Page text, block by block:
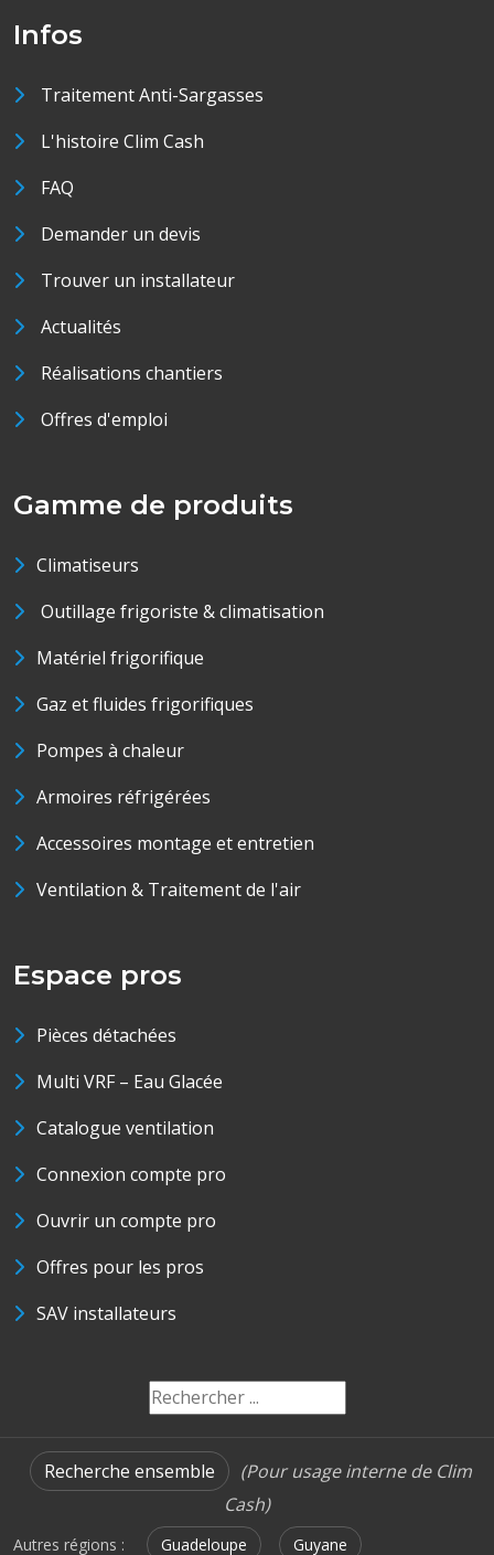
Infos
Traitement Anti-Sargasses
L'histoire Clim Cash
FAQ
Demander un devis
Trouver un installateur
Actualités
Réalisations chantiers
Offres d'emploi
Gamme de produits
Climatiseurs
Outillage frigoriste & climatisation
Matériel frigorifique
Gaz et fluides frigorifiques
Pompes à chaleur
Armoires réfrigérées
Accessoires montage et entretien
Ventilation & Traitement de l'air
Espace pros
Pièces détachées
Multi VRF – Eau Glacée
Catalogue ventilation
Connexion compte pro
Ouvrir un compte pro
Offres pour les pros
SAV installateurs
Recherche ensemble
(Pour usage interne de Clim
Cash)
Autres régions : Guadeloupe Guyane